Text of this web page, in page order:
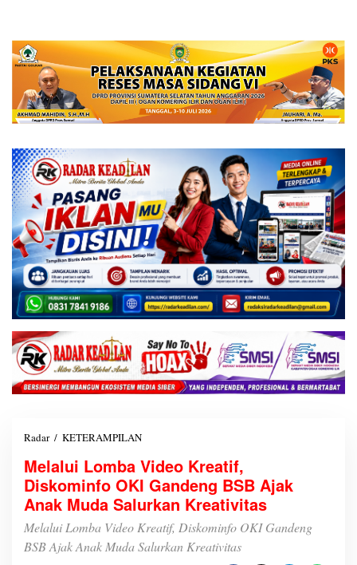
Radar / KETERAMPILAN
l
a
l
u
i
o
Melalui Lomba Video Kreatif,
Diskominfo OKI Gandeng BSB Ajak
Anak Muda Salurkan Kreativitas
Melalui Lomba Video Kreatif, Diskominfo OKI Gandeng
BSB Ajak Anak Muda Salurkan Kreativitas